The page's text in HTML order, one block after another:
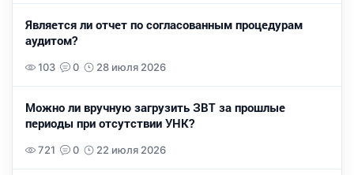
Является ли отчет по согласованным процедурам
аудитом?
103 0 28 июля 2026
Можно ли вручную загрузить ЗВТ за прошлые
периоды при отсутствии УНК?
721 0 22 июля 2026